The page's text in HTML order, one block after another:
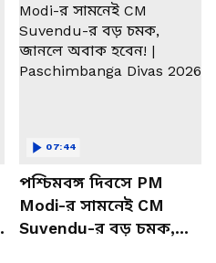
পশ্চিমবঙ্গ দিবসে PM
Modi-র সামনেই CM
Suvendu-র বড় চমক,
07:44